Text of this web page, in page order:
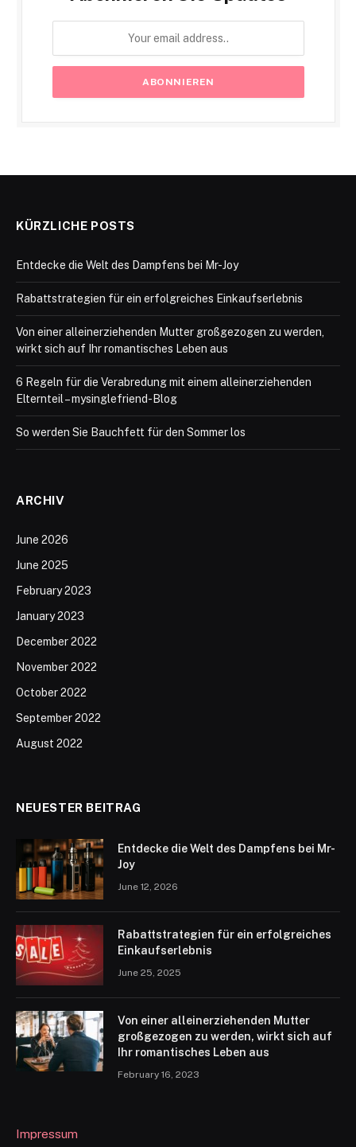
KÜRZLICHE POSTS
Entdecke die Welt des Dampfens bei Mr-Joy
Rabattstrategien für ein erfolgreiches Einkaufserlebnis
Von einer alleinerziehenden Mutter großgezogen zu werden,
wirkt sich auf Ihr romantisches Leben aus
6 Regeln für die Verabredung mit einem alleinerziehenden
Elternteil – mysinglefriend-Blog
So werden Sie Bauchfett für den Sommer los
ARCHIV
June 2026
June 2025
February 2023
January 2023
December 2022
November 2022
October 2022
September 2022
August 2022
NEUESTER BEITRAG
Entdecke die Welt des Dampfens bei Mr-
Joy
June 12, 2026
Rabattstrategien für ein erfolgreiches
Einkaufserlebnis
June 25, 2025
Von einer alleinerziehenden Mutter
großgezogen zu werden, wirkt sich auf
Ihr romantisches Leben aus
February 16, 2023
Impressum